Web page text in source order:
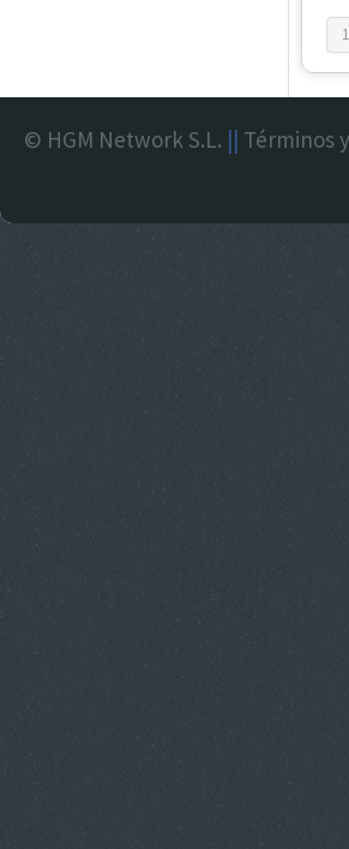
1
© HGM Network S.L. || Términos